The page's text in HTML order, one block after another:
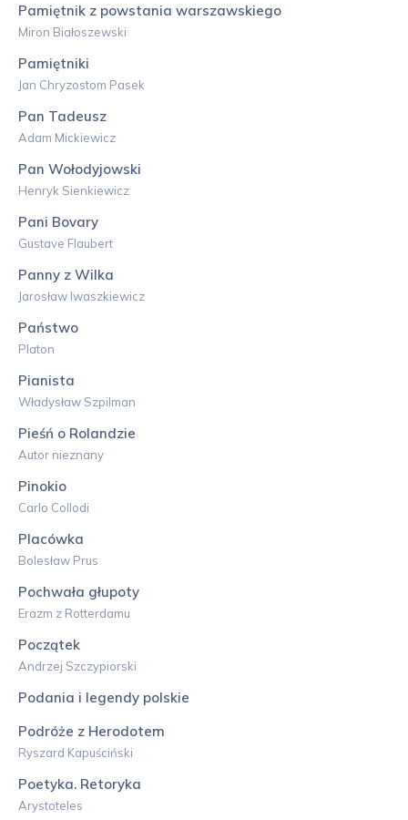
Pamiętnik z powstania warszawskiego
Miron Białoszewski
Pamiętniki
Jan Chryzostom Pasek
Pan Tadeusz
Adam Mickiewicz
Pan Wołodyjowski
Henryk Sienkiewicz
Pani Bovary
Gustave Flaubert
Panny z Wilka
Jarosław Iwaszkiewicz
Państwo
Platon
Pianista
Władysław Szpilman
Pieśń o Rolandzie
Autor nieznany
Pinokio
Carlo Collodi
Placówka
Bolesław Prus
Pochwała głupoty
Erazm z Rotterdamu
Początek
Andrzej Szczypiorski
Podania i legendy polskie
Podróże z Herodotem
Ryszard Kapuściński
Poetyka. Retoryka
Arystoteles